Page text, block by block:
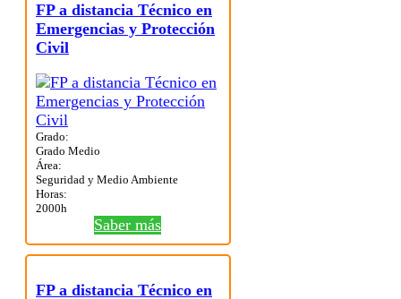
FP a distancia Técnico en
Emergencias y Protección
Civil
Grado:
Grado Medio
Área:
Seguridad y Medio Ambiente
Horas:
2000h
Saber más
FP a distancia Técnico en